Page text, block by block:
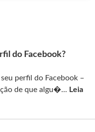
do Facebook?
perfil do Facebook –
de que algu�... Leia